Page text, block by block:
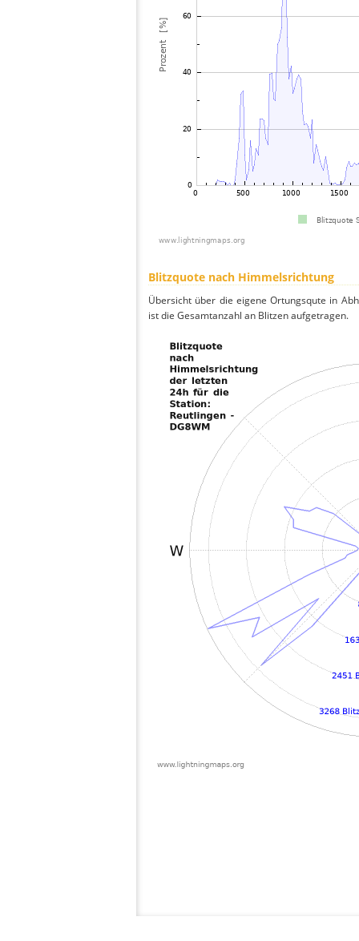
Blitzquote nach Himmelsrichtung
Übersicht über die eigene Ortungsqute in
ist die Gesamtanzahl an Blitzen aufgetragen.